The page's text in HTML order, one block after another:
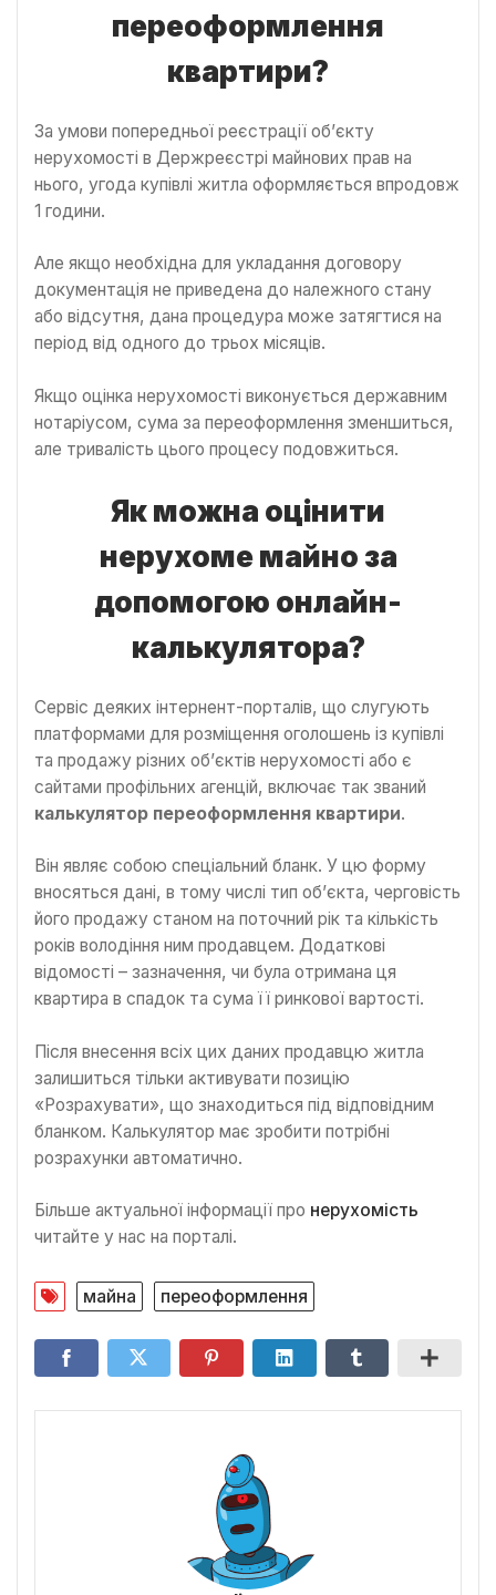
переоформлення
квартири?
За умови попередньої реєстрації об’єкту
нерухомості в Держреєстрі майнових прав на
нього, угода купівлі житла оформляється впродовж
1 години.
Але якщо необхідна для укладання договору
документація не приведена до належного стану
або відсутня, дана процедура може затягтися на
період від одного до трьох місяців.
Якщо оцінка нерухомості виконується державним
нотаріусом, сума за переоформлення зменшиться,
але тривалість цього процесу подовжиться.
Як можна оцінити
нерухоме майно за
допомогою онлайн-
калькулятора?
Сервіс деяких інтернент-порталів, що слугують
платформами для розміщення оголошень із купівлі
та продажу різних об’єктів нерухомості або є
сайтами профільних агенцій, включає так званий
калькулятор переоформлення квартири.
Він являє собою спеціальний бланк. У цю форму
вносяться дані, в тому числі тип об’єкта, черговість
його продажу станом на поточний рік та кількість
років володіння ним продавцем. Додаткові
відомості – зазначення, чи була отримана ця
квартира в спадок та сума її ринкової вартості.
Після внесення всіх цих даних продавцю житла
залишиться тільки активувати позицію
«Розрахувати», що знаходиться під відповідним
бланком. Калькулятор має зробити потрібні
розрахунки автоматично.
Більше актуальної інформації про нерухомість
читайте у нас на порталі.
майна переоформлення